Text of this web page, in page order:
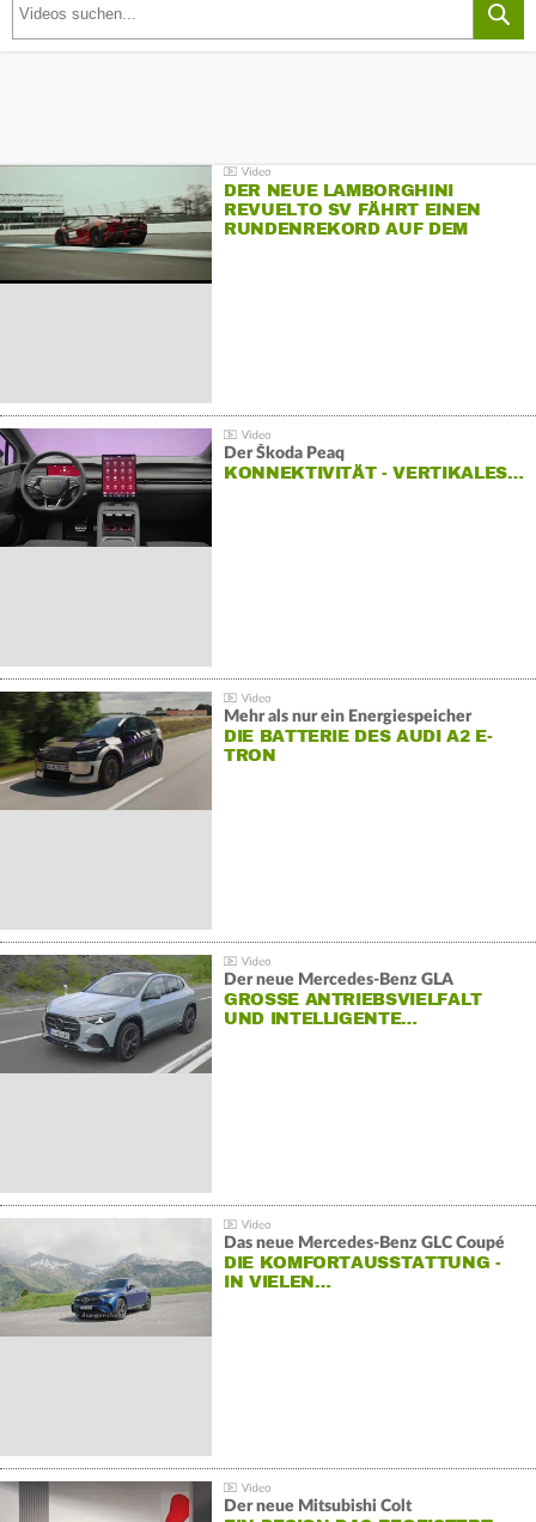
DER NEUE LAMBORGHINI
REVUELTO SV FÄHRT EINEN
RUNDENREKORD AUF DEM
Der Škoda Peaq
KONNEKTIVITÄT - VERTIKALES…
Mehr als nur ein Energiespeicher
DIE BATTERIE DES AUDI A2 E-
TRON
Der neue Mercedes-Benz GLA
GROSSE ANTRIEBSVIELFALT U
ND INTELLIGENTE…
Das neue Mercedes-Benz GLC Coupé
DIE KOMFORTAUSSTATTUNG -
IN VIELEN…
Der neue Mitsubishi Colt